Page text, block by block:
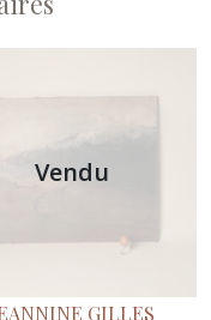
Vendu
GILLES